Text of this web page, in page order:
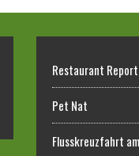
Restaurant
Pet Nat
Flusskreuzfahrt